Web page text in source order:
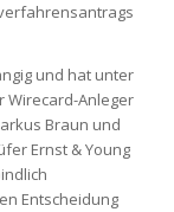
und hat unter
Wirecard-Anleger
Braun und
Ernst & Young
Entscheidung